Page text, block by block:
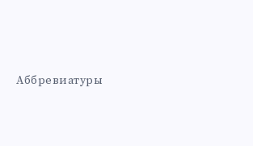
Аббревиатуры